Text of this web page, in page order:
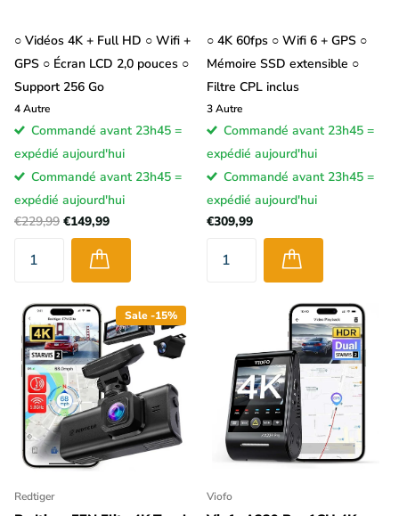
○ Vidéos 4K + Full HD ○ Wifi +
GPS ○ Écran LCD 2,0 pouces ○
Support 256 Go
4Autre
Commandé avant 23h45 =
expédié aujourd'hui
Commandé avant 23h45 =
expédié aujourd'hui
€229,99 €149,99
○ 4K 60fps ○ Wifi 6 + GPS ○
Mémoire SSD extensible ○
Filtre CPL inclus
3Autre
Commandé avant 23h45 =
expédié aujourd'hui
Commandé avant 23h45 =
expédié aujourd'hui
€309,99
Sale -15%
Redtiger Viofo